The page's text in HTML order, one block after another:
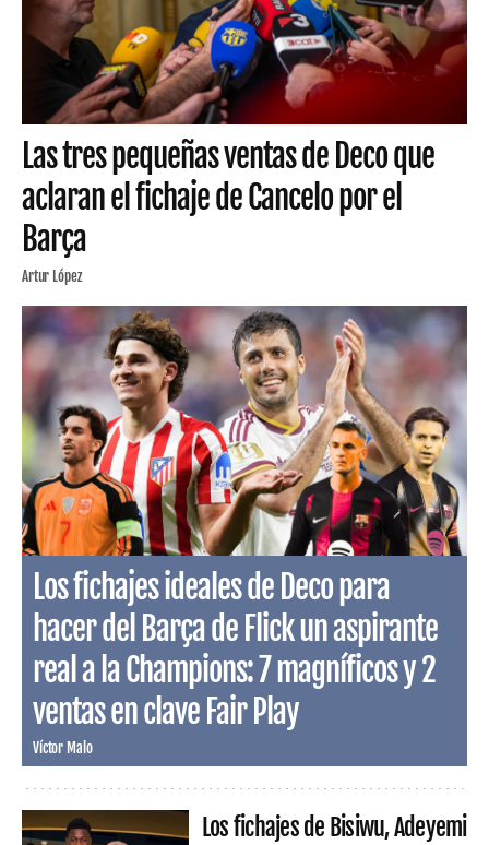
Las tres pequeñas ventas de Deco que
aclaran el fichaje de Cancelo por el
Barça
Artur López
Los fichajes ideales de Deco para
hacer del Barça de Flick un aspirante
real a la Champions: 7 magníficos y 2
ventas en clave Fair Play
Víctor Malo
Los fichajes de Bisiwu, Adeyemi